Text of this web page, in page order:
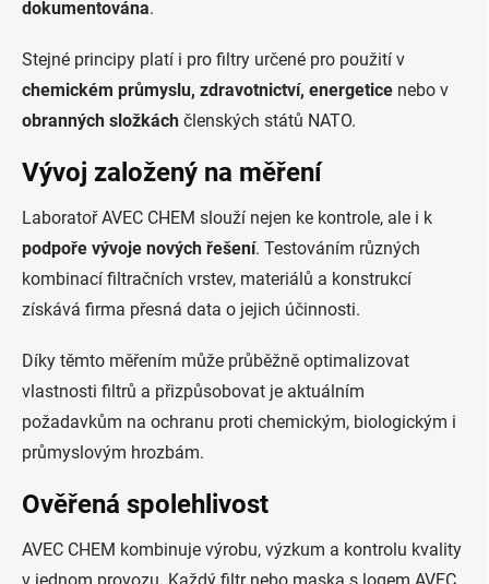
dokumentována.
Stejné principy platí i pro filtry určené pro použití v
chemickém průmyslu, zdravotnictví, energetice nebo v
obranných složkách členských států NATO.
Vývoj založený na měření
Laboratoř AVEC CHEM slouží nejen ke kontrole, ale i k
podpoře vývoje nových řešení. Testováním různých
kombinací filtračních vrstev, materiálů a konstrukcí
získává firma přesná data o jejich účinnosti.
Díky těmto měřením může průběžně optimalizovat
vlastnosti filtrů a přizpůsobovat je aktuálním
požadavkům na ochranu proti chemickým, biologickým i
průmyslovým hrozbám.
Ověřená spolehlivost
AVEC CHEM kombinuje výrobu, výzkum a kontrolu kvality